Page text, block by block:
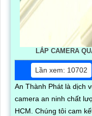
LẮP CAMERA
Lần xem: 10702
An Thành Phát là dịch
camera an ninh chất
HCM. Chúng tôi cam kết mang đến giải pháp an ninh hiệu